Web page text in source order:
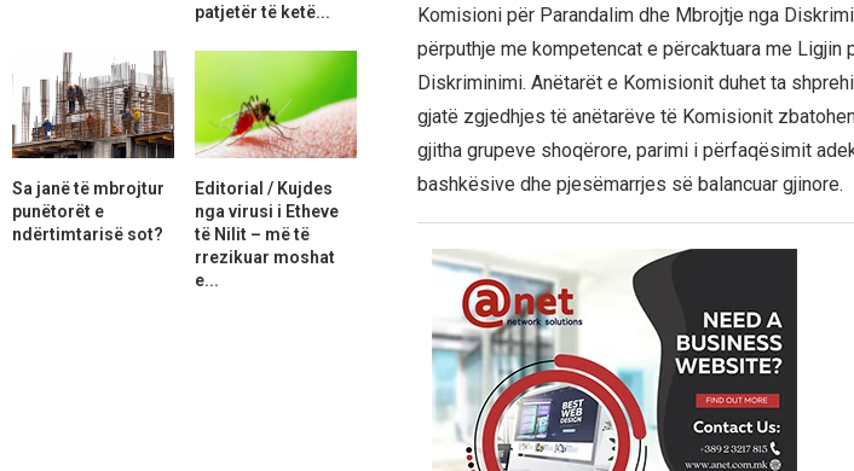
Komisioni për Parandalim dhe Mbrojtje nga
përputhje me kompetencat e përcaktuara me Ligjin
Diskriminimi. Anëtarët e Komisionit duhet ta
gjatë zgjedhjes të anëtarëve të Komisionit
gjitha grupeve shoqërore, parimi i përfaqësimit
bashkësive dhe pjesëmarrjes së balancuar gjinore.
patjetër të ketë...
Sa janë të mbrojtur
punëtorët e
ndërtimtarisë sot?
Editorial / Kujdes
nga virusi i Etheve
të Nilit – më të
rrezikuar moshat
e...